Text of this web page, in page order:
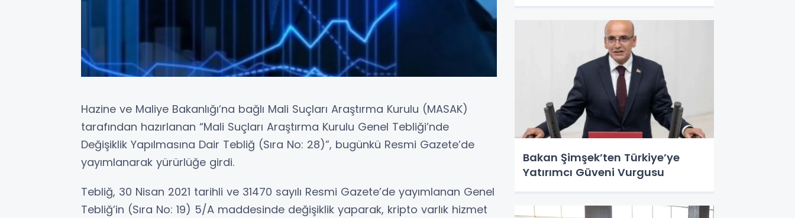
Hazine ve Maliye Bakanlığı’na bağlı Mali Suçları Araştırma Kurulu (MASAK)
tarafından hazırlanan “Mali Suçları Araştırma Kurulu Genel Tebliği’nde
Değişiklik Yapılmasına Dair Tebliğ (Sıra No: 28)”, bugünkü Resmi Gazete’de
yayımlanarak yürürlüğe girdi.
Tebliğ, 30 Nisan 2021 tarihli ve 31470 sayılı Resmi Gazete’de yayımlanan Genel
Tebliğ’in (Sıra No: 19) 5/A maddesinde değişiklik yaparak, kripto varlık hizmet
Bakan Şimşek’ten Türkiye’ye
Yatırımcı Güveni Vurgusu